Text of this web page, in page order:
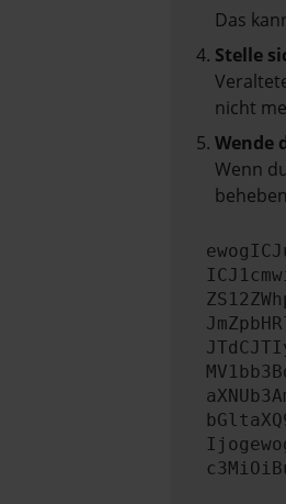
Das
Stelle
nicht
Wende
Wenn